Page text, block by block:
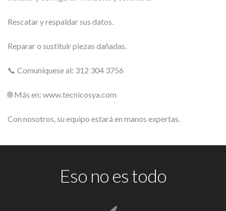
Rescatar y respaldar sus datos.
Reparar o sustituir piezas dañadas.
📞 Comuníquese al: 312 304 3756
🌐 Más en: www.tecnicosya.com
Con nosotros, su equipo estará en manos expertas.
Eso no es todo